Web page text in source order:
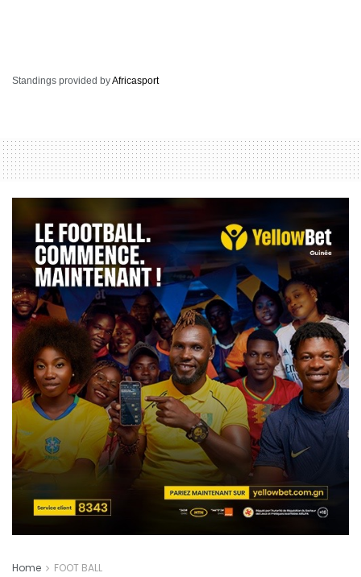
Standings provided byAfricasport
Home FOOT BALL